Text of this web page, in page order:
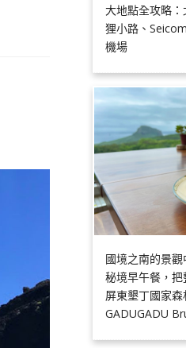
大地點全攻略：
狸小路、
機場
國境之南的景
秘境早午餐，把
屏東墾丁國家
GADUGADU